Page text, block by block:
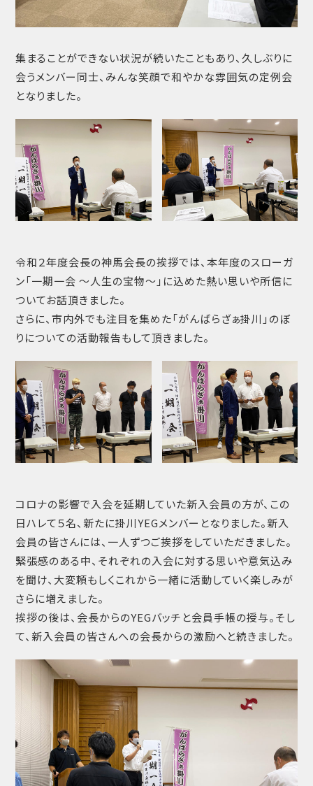
集まることができない状況が続いたこともあり、久しぶりに
会うメンバー同士、みんな笑顔で和やかな雰囲気の定例会
となりました。
令和２年度会長の神馬会長の挨拶では、本年度のスローガ
ン「一期一会 〜人生の宝物〜」に込めた熱い思いや所信に
ついてお話頂きました。
さらに、市内外でも注目を集めた「がんばらざぁ掛川」のぼ
りについての活動報告もして頂きました。
コロナの影響で入会を延期していた新入会員の方が、この
日ハレて５名、新たに掛川YEGメンバーとなりました。新入
会員の皆さんには、一人ずつご挨拶をしていただきました。
緊張感のある中、それぞれの入会に対する思いや意気込み
を聞け、大変頼もしくこれから一緒に活動していく楽しみが
さらに増えました。
挨拶の後は、会長からのYEGバッチと会員手帳の授与。そし
て、新入会員の皆さんへの会長からの激励へと続きました。